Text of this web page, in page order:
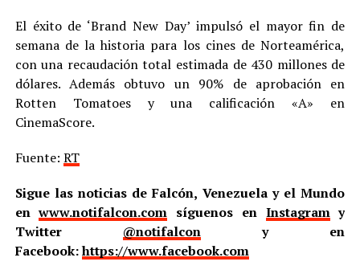
El éxito de ‘Brand New Day’ impulsó el mayor fin de
semana de la historia para los cines de Norteamérica,
con una recaudación total estimada de 430 millones de
dólares. Además obtuvo un 90% de aprobación en
Rotten Tomatoes y una calificación «A» en
CinemaScore.
Fuente: RT
Sigue las noticias de Falcón, Venezuela y el Mundo
enwww.notifalcon.com síguenos en Instagramy
Twitter @notifalcony en
Facebook:https://www.facebook.com